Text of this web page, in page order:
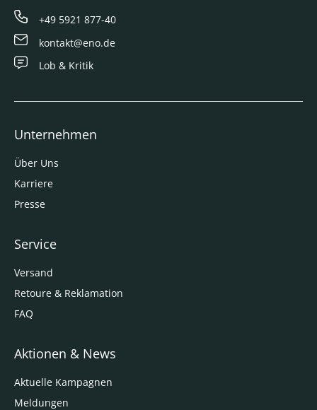
+49 5921 877-40
kontakt@eno.de
Lob & Kritik
Unternehmen
Über Uns
Karriere
Presse
Service
Versand
Retoure & Reklamation
FAQ
Aktionen & News
Aktuelle Kampagnen
Meldungen